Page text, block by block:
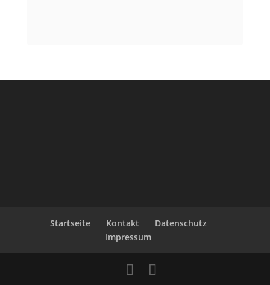
Startseite Kontakt
Datenschutz
Impressum